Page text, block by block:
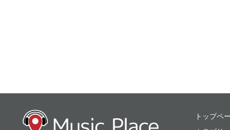
ミュージックプレ
トップペ